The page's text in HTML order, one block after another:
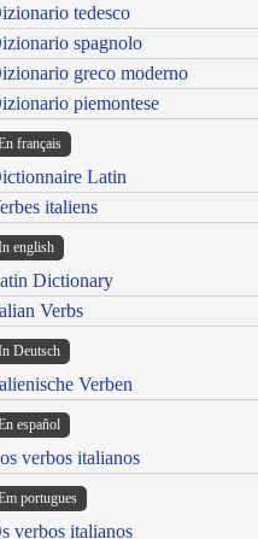
tedesco
spagnolo
greco moderno
piemontese
français
Latin
italiens
english
Dictionary
Verbs
Deutsch
Verben
español
verbos italianos
portugues
verbos italianos